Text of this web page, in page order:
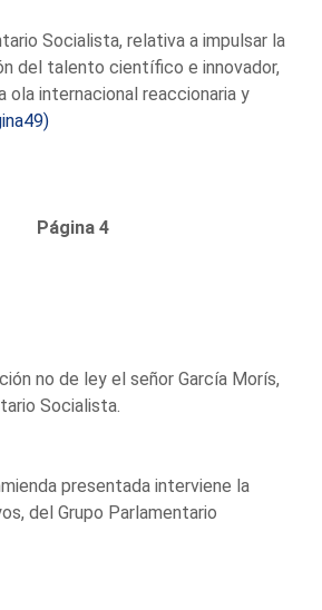
Socialista, relativa a impulsar la
del talento científico e innovador,
ola internacional reaccionaria y
Página 4
no de ley el señor García Morís,
Socialista.
presentada interviene la
del Grupo Parlamentario